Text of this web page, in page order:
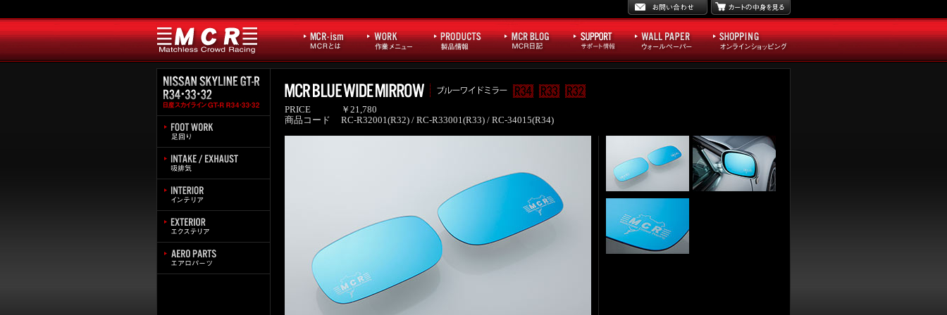
PRICE
￥21,780
商品コード
RC-R32001(R32) / RC-R33001(R33) / RC-34015(R34)